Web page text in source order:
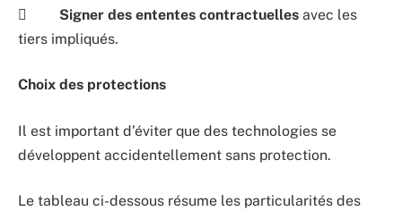
 Signer des ententes contractuelles avec les
tiers impliqués.
Choix des protections
Il est important d’éviter que des technologies se
développent accidentellement sans protection.
Le tableau ci-dessous résume les particularités des